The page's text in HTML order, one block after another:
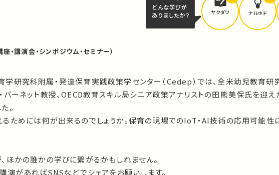
どんな学びが
ありましたか？
ヤクダツ ナルホド
・講演会・シンポジウム・セミナー）
研究科附属・発達保育実践政策学センター（Cedep）では、全米幼児教育研
バーネット教授、OECD教育スキル局シニア政策アナリストの田熊美保氏を迎え
。
ためには何が出来るのでしょうか。保育の現場でのIoT・AI技術の応用可能性
ほかの誰かの学びに繋がるかもしれません。
演があればSNSなどでシェアをお願いします。